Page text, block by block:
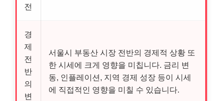
전
경
제
전
반
의
변
서울시 부동산 시장 전반의 경제적 상황 또
한 시세에 크게 영향을 미칩니다. 금리 변
동, 인플레이션, 지역 경제 성장 등이 시세
에 직접적인 영향을 미칠 수 있습니다.